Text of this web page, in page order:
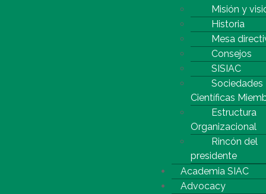
Misión y
Historia
Mesa
Consejos
SISIAC
Sociedades
Científicas
Estructura
Organizacional
Rincón del
presidente
Academia SIAC
Advocacy